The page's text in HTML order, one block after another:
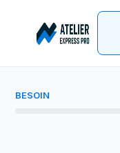
BESOIN